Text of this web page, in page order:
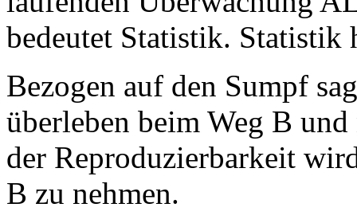
bedeutet Statistik. Statistik
Bezogen auf den Sumpf
überleben beim Weg B
der Reproduzierbarkeit
B zu nehmen.